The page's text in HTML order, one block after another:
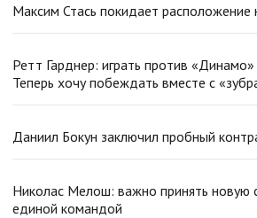
Максим Стась покидает
Ретт Гарднер: играть против
Теперь хочу побеждать вместе с
Даниил Бокун заключил пробный
Николас Мелош: важно принять новую
единой командой